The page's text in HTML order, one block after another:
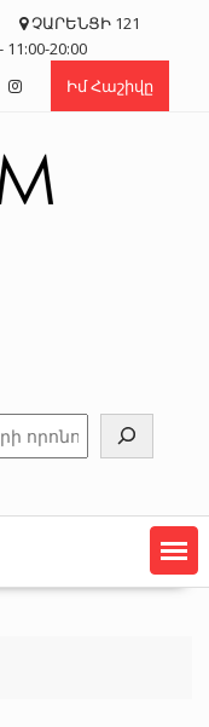
ՉԱՐԵՆՑԻ 121
20:00
Իմ Հաշիվը
Որոնել